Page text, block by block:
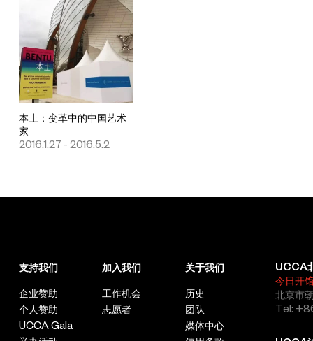
本土：变革中的中国艺术
家
2016.1.27 - 2016.5.2
支持我们
企业赞助
个人赞助
UCCA Gala
加入我们
工作机会
志愿者
关于我们
历史
团队
媒体中心
UCCA
今日开
北京市
Tel: